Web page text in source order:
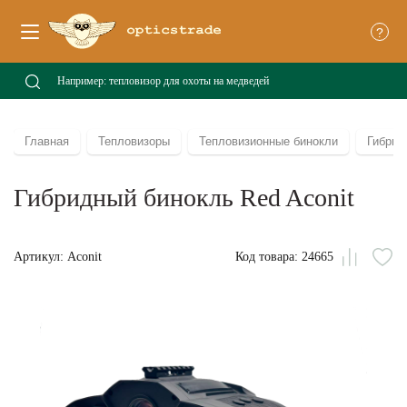
?
Главная Тепловизоры Тепловизионные бинокли
Гибридный бинокль Red Aconit
Артикул: Aconit Код товара: 24665